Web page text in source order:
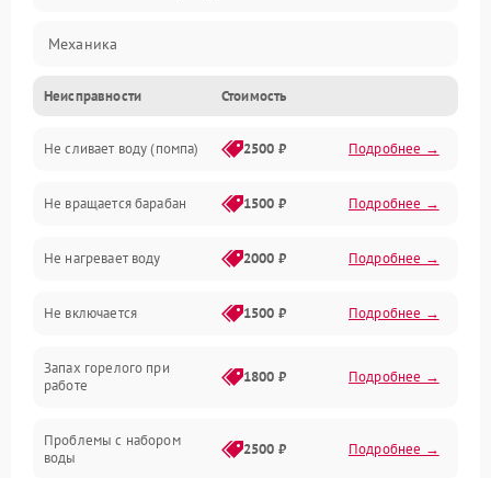
Механика
Электропитание
Водоснабжение
Слив
Программное обеспечение
Неисправности Стоимость
Не сливает воду (помпа) 2500 ₽ Подробнее →
Не вращается барабан 1500 ₽ Подробнее →
Не нагревает воду 2000 ₽ Подробнее →
Не включается 1500 ₽ Подробнее →
Запах горелого при
работе
1800 ₽ Подробнее →
Проблемы с набором
воды
2500 ₽ Подробнее →